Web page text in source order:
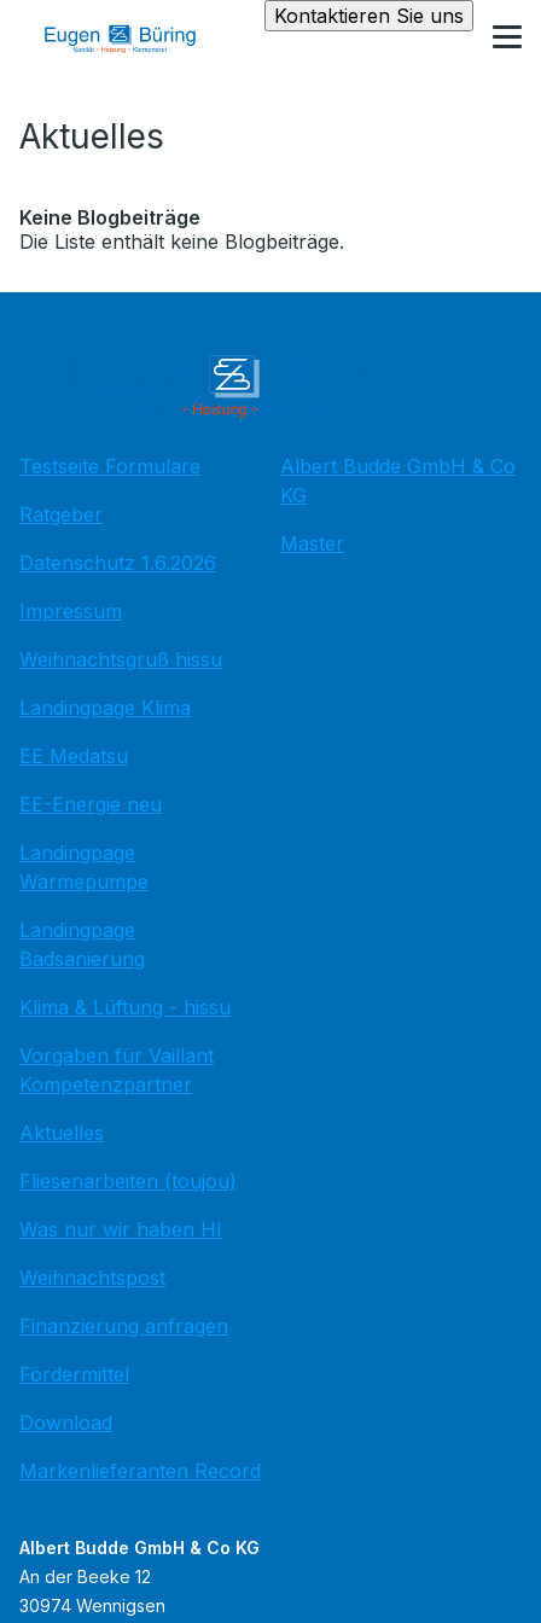
Kontaktieren Sie uns
Aktuelles
Keine Blogbeiträge
Die Liste enthält keine Blogbeiträge.
Testseite Formulare
Ratgeber
Datenschutz 1.6.2026
Impressum
Weihnachtsgruß hissu
Landingpage Klima
EE Medatsu
EE-Energie neu
Landingpage
Wärmepumpe
Landingpage
Badsanierung
Klima & Lüftung - hissu
Vorgaben für Vaillant
Kompetenzpartner
Aktuelles
Fliesenarbeiten (toujou)
Was nur wir haben HI
Weihnachtspost
Finanzierung anfragen
Fördermittel
Download
Markenlieferanten Record
Albert Budde GmbH & Co
KG
Master
Albert Budde GmbH & Co KG
An der Beeke 12
30974 Wennigsen